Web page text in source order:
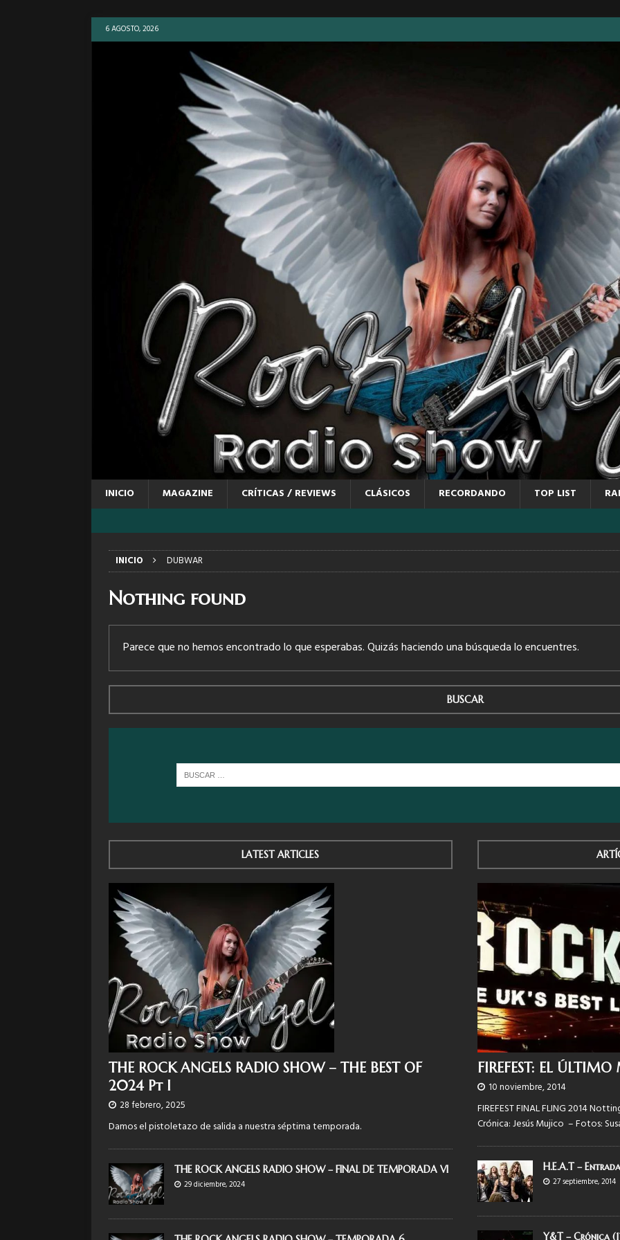
6 AGOSTO, 2026
INICIO MAGAZINE CRÍTICAS / REVIEWS CLÁSICOS RECORDANDO TOP LIST
INICIO DUBWAR
Nothing found
Parece que no hemos encontrado lo que esperabas. Quizás haciendo una búsqueda lo encuentres.
BUSCAR
LATEST ARTICLES
THE ROCK ANGELS RADIO SHOW – THE BEST OF
2024 Pt I
28 febrero, 2025
Damos el pistoletazo de salida a nuestra séptima temporada.
THE ROCK ANGELS RADIO SHOW – FINAL DE TEMPORADA VI
29 diciembre, 2024
FIREFEST: EL
10 noviembre, 2014
FIREFEST FINAL FLING 2014
Crónica: Jesús Mujico – Fotos:
H.E.A.T –
27 septiembre, 2014
Y&T – Crónica